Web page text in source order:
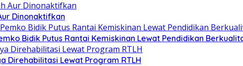
Dinonaktifkan
Bidik Putus Rantai Kemiskinan Lewat Pendidikan
Direhabilitasi Lewat Program RTLH